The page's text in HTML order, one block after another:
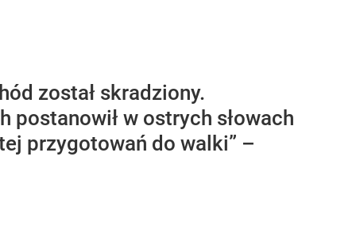
został skradziony.
w ostrych słowach
przygotowań do walki” –